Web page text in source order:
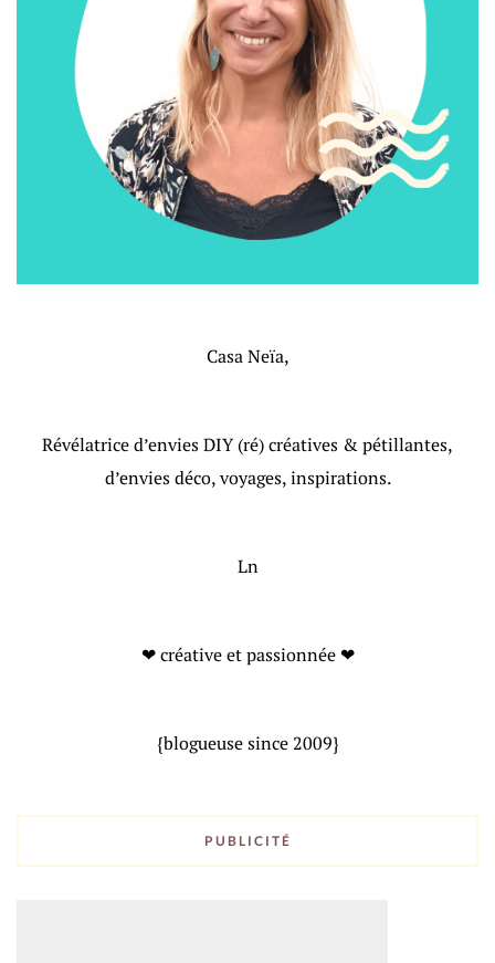
Casa Neïa,
Révélatrice d’envies DIY (ré) créatives & pétillantes,
d’envies déco, voyages, inspirations.
Ln
❤ créative et passionnée ❤
{blogueuse since 2009}
PUBLICITÉ